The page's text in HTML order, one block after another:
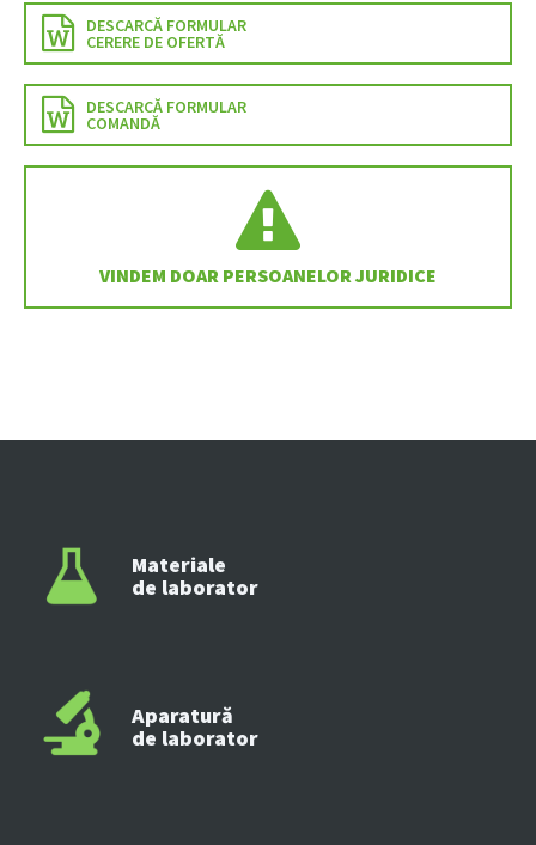
DESCARCĂ FORMULAR
CERERE DE OFERTĂ
DESCARCĂ FORMULAR
COMANDĂ
VINDEM DOAR PERSOANELOR JURIDICE
Materiale
de laborator
Aparatură
de laborator